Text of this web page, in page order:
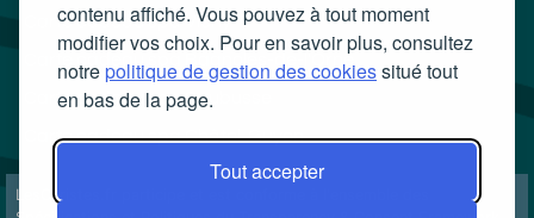
contenu affiché. Vous pouvez à tout moment
modifier vos choix. Pour en savoir plus, consultez
notrepolitique de gestion des cookiessitué tout
en bas de la page.
Tout accepter
Carte cadeau spa Vichy
Carte cadeau spa Bagnoles-de-l'Orne
Carte cadeau spa Saubusse
Carte cadeau spa Châtel-Guyon
LesCuristes.fr participe et est conforme à l'ensemble des